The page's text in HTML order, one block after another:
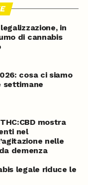
in
di cannabis
cosa ci siamo
settimane
mostra
nel
nelle
demenza
legale riduce le